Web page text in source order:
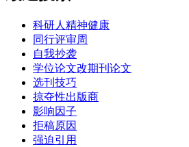
科研人精神健康
同行评审周
自我抄袭
学位论文改期刊论文
选刊技巧
掠夺性出版商
影响因子
拒稿原因
强迫引用